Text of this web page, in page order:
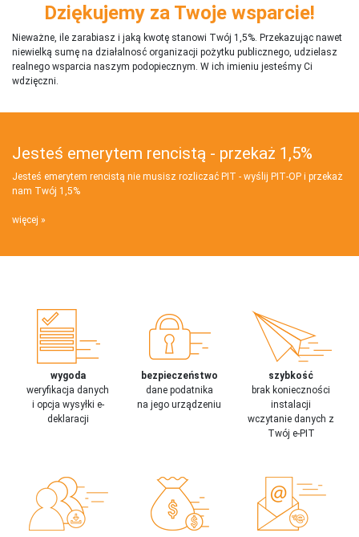
Dziękujemy za Twoje wsparcie!
Nieważne, ile zarabiasz i jaką kwotę stanowi Twój 1,5%. Przekazując nawet
niewielką sumę na działalnosć organizacji pożytku publicznego, udzielasz
realnego wsparcia naszym podopiecznym. W ich imieniu jesteśmy Ci
wdzięczni.
Jesteś emerytem rencistą - przekaż 1,5%
Jesteś emerytem rencistą nie musisz rozliczać PIT - wyślij PIT‑OP i przekaż
nam Twój 1,5%
więcej
wygoda
weryfikacja danych
i opcja wysyłki e-
deklaracji
bezpieczeństwo
dane podatnika
na jego urządzeniu
szybkość
brak konieczności
instalacji
wczytanie danych z
Twój e-PIT